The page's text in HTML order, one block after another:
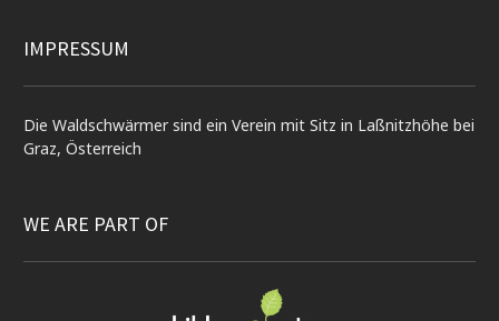
IMPRESSUM
Die Waldschwärmer sind ein Verein mit Sitz in Laßnitzhöhe bei
Graz, Österreich
WE ARE PART OF